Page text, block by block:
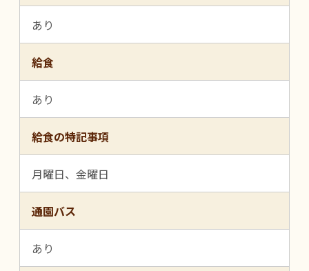
あり
給食
あり
給食の特記事項
月曜日、金曜日
通園バス
あり